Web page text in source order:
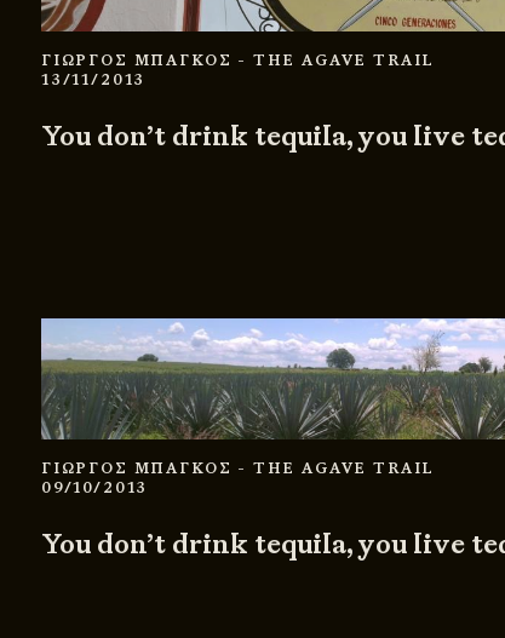
ΓΙΩΡΓΟΣ ΜΠΑΓΚΟΣ - THE AGAVE TRAIL
13/11/2013
You don’t drink tequila, you live
ΓΙΩΡΓΟΣ ΜΠΑΓΚΟΣ - THE AGAVE TRAIL
09/10/2013
You don’t drink tequila, you live